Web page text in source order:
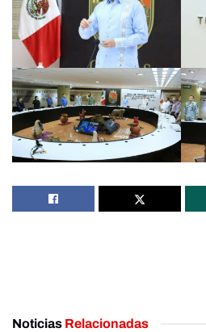
Noticias Relacionadas